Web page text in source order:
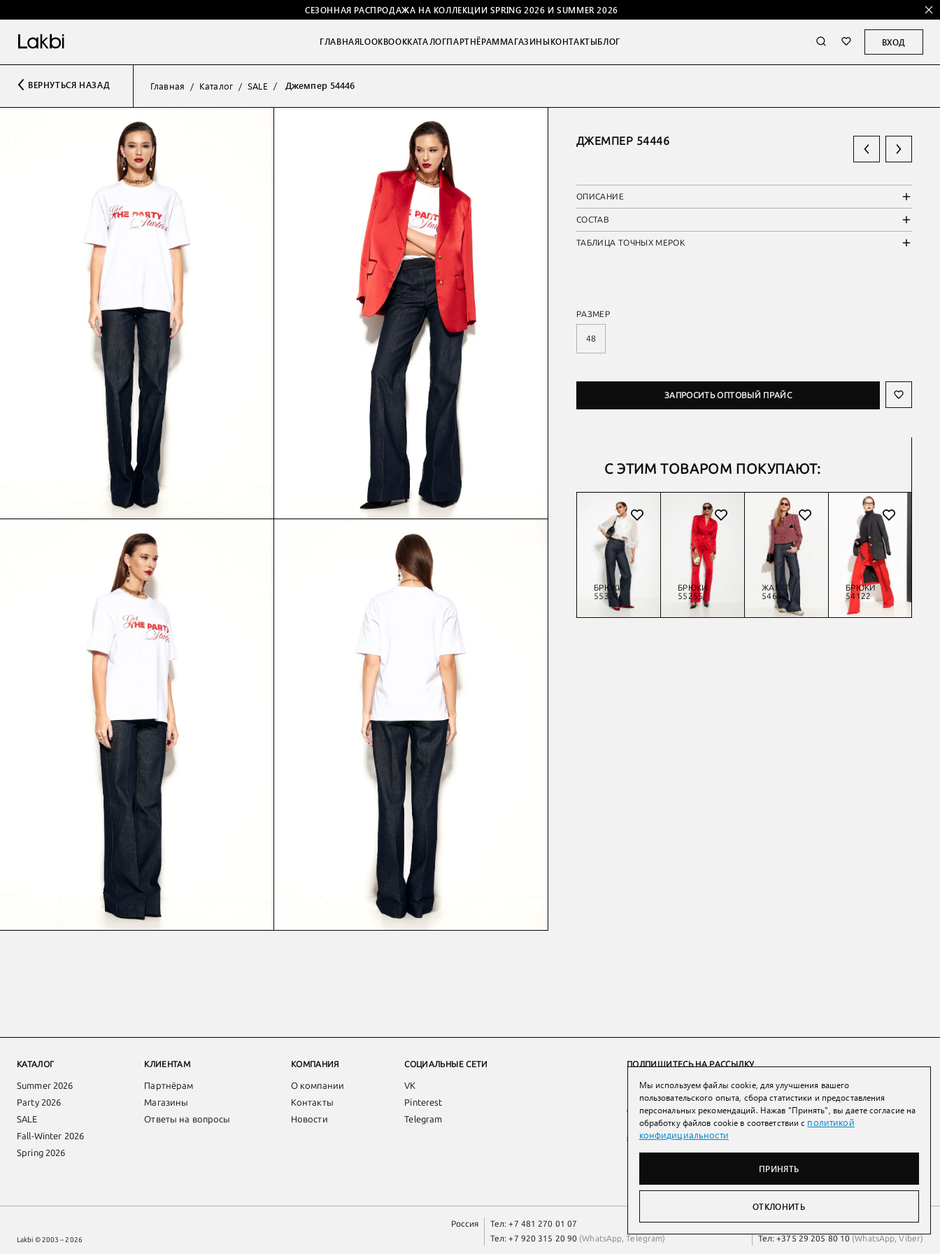
СЕЗОННАЯ РАСПРОДАЖА НА КОЛЛЕКЦИИ SPRING 2026 И SUMMER 2026
ГЛАВНАЯLOOKBOOKКАТАЛОГПАРТНЁРАММАГАЗИНЫКОНТАКТЫБЛОГ ВХОД
ВЕРНУТЬСЯ НАЗАД Главная Каталог SALE Джемпер 54446
ДЖЕМПЕР 54446
ОПИСАНИЕ
СОСТАВ
ТАБЛИЦА ТОЧНЫХ МЕРОК
РАЗМЕР
48
ЗАПРОСИТЬ ОПТОВЫЙ ПРАЙС
С ЭТИМ ТОВАРОМ ПОКУПАЮТ:
БРЮКИ
ВЯЗАНЫЕ
БРЮКИ
55304
БРЮКИ
55255
ЖАКЕТ
54613
БРЮКИ
54122
КАТАЛОГ
Summer 2026
Party 2026
SALE
Fall-Winter 2026
Spring 2026
КЛИЕНТАМ
Партнёрам
Магазины
Ответы на вопросы
КОМПАНИЯ
О компании
Контакты
Новости
СОЦИАЛЬНЫЕ СЕТИ
VK
Pinterest
Telegram
ПОДПИШИТЕСЬ НА РАССЫЛКУ
ПОДПИСАТЬСЯ
Нажимая на кнопку вы соглашаетесь сполитикой конфиденциальности и
обработки персональных данных
Lakbi © 2003 – 2026
Россия Тел:+7 481 270 01 07
Тел:+7 920 315 20 90 (WhatsApp,Telegram)
Беларусь Тел:+7 993 398 36 60(WhatsApp)
Тел:+375 29 205 80 10 (WhatsApp, Viber)
Мы используем файлы cookie, для улучшения вашего
пользовательского опыта, сбора статистики и предоставления
персональных рекомендаций. Нажав "Принять", вы даете согласие на
обработку файлов cookie в соответствии с политикой
конфидициальности
ПРИНЯТЬ
ОТКЛОНИТЬ